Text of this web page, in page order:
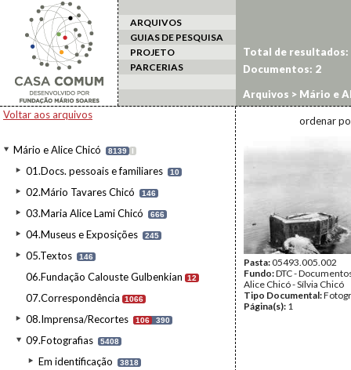
ARQUIVOS
GUIAS DE PESQUISA
PROJETO
PARCERIAS
Voltar aos arquivos
Mário e Alice Chicó 8139 I
01.Docs. pessoais e familiares 10
02.Mário Tavares Chicó 146
03.Maria Alice Lami Chicó 666
04.Museus e Exposições 245
05.Textos 146
06.Fundação Calouste Gulbenkian 12
07.Correspondência 1066
08.Imprensa/Recortes 106 390
09.Fotografias 5408
Em identificação 3818
Total de resultados:
Documentos: 2
Arquivos > Mário e
ordenar
Pasta:05493.005.002
Fundo:DTC -
Alice Chicó - Sílvia Chicó
Tipo Documental:
Página(s): 1